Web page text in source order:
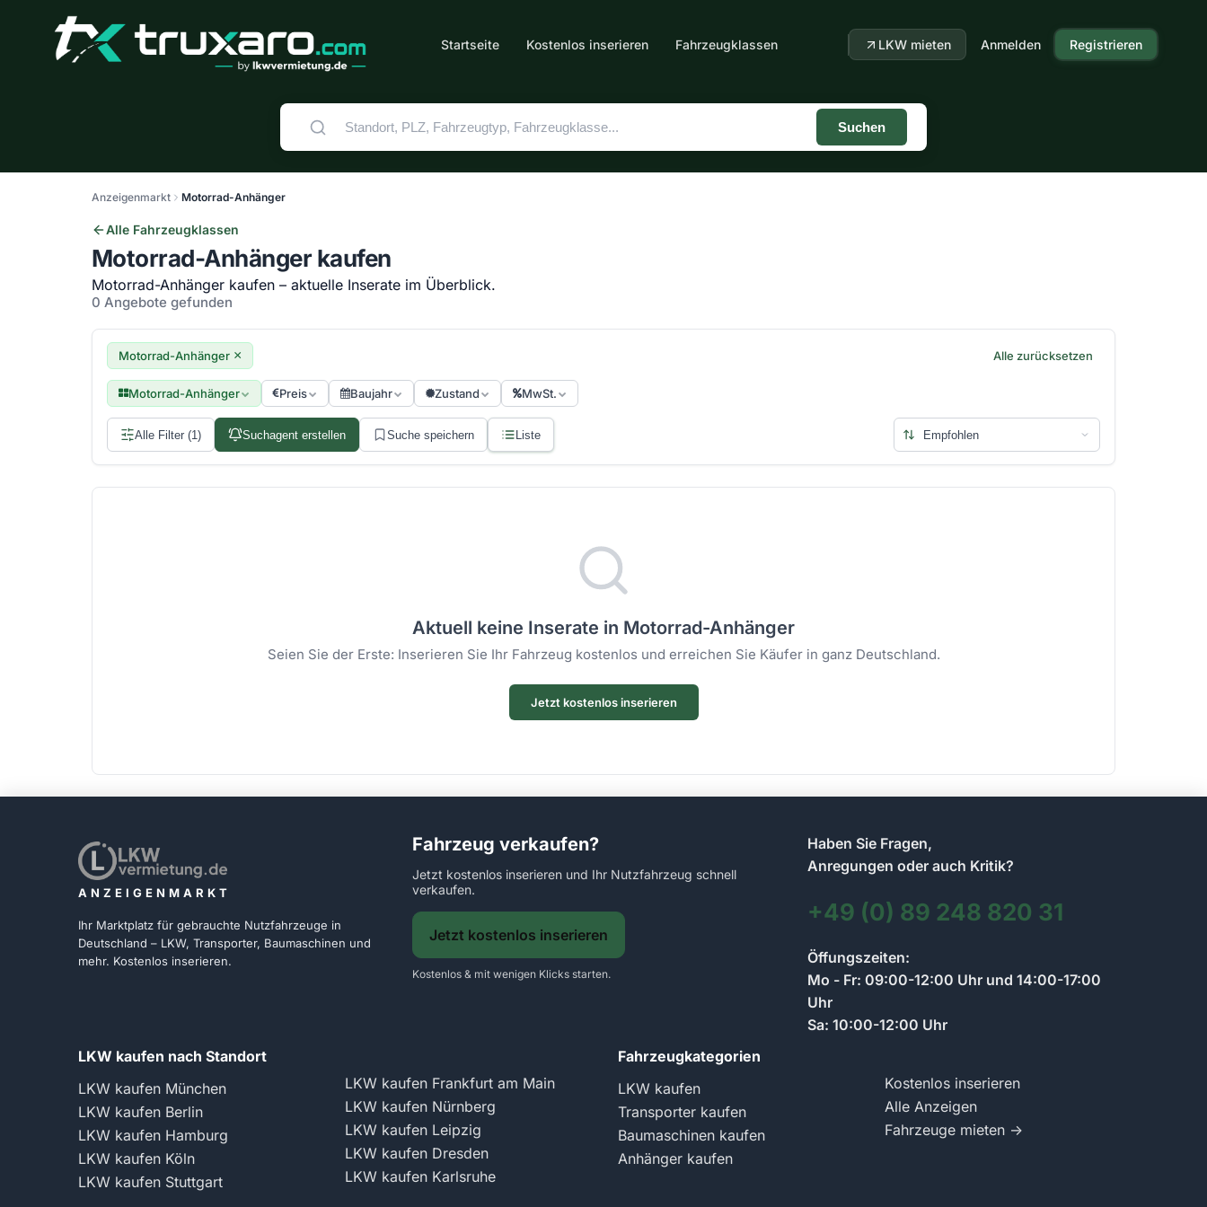
Startseite Kostenlos inserieren Fahrzeugklassen LKW mieten Anmelden Registrieren
Suchen
Anzeigenmarkt Motorrad-Anhänger
Alle Fahrzeugklassen
Motorrad-Anhänger kaufen
Motorrad-Anhänger kaufen – aktuelle Inserate im Überblick.
0 Angebote gefunden
Motorrad-Anhänger × Alle zurücksetzen
Motorrad-Anhänger Preis Baujahr Zustand MwSt.
Alle Filter (1) Suchagent erstellen Suche speichern Liste
Aktuell keine Inserate in Motorrad-Anhänger
Seien Sie der Erste: Inserieren Sie Ihr Fahrzeug kostenlos und erreichen Sie Käufer in ganz Deutschland.
Jetzt kostenlos inserieren
ANZEIGENMARKT
Ihr Marktplatz für gebrauchte Nutzfahrzeuge in
Deutschland – LKW, Transporter, Baumaschinen und
mehr. Kostenlos inserieren.
Fahrzeug verkaufen?
Jetzt kostenlos inserieren und Ihr Nutzfahrzeug schnell
verkaufen.
Jetzt kostenlos inserieren
Kostenlos & mit wenigen Klicks starten.
Haben Sie Fragen,
Anregungen oder auch Kritik?
+49 (0) 89 248 820 31
Öffungszeiten:
Mo - Fr: 09:00-12:00 Uhr und 14:00-17:00
Uhr
Sa: 10:00-12:00 Uhr
LKW kaufen nach Standort
LKW kaufen München
LKW kaufen Berlin
LKW kaufen Hamburg
LKW kaufen Köln
LKW kaufen Stuttgart
LKW kaufen Frankfurt am Main
LKW kaufen Nürnberg
LKW kaufen Leipzig
LKW kaufen Dresden
LKW kaufen Karlsruhe
Fahrzeugkategorien
LKW kaufen
Transporter kaufen
Baumaschinen kaufen
Anhänger kaufen
Kostenlos inserieren
Alle Anzeigen
Fahrzeuge mieten →
Kontakt zum Anzeigenmarkt-Team
Schreiben Sie uns Ihre Frage zum Anzeigenmarkt.